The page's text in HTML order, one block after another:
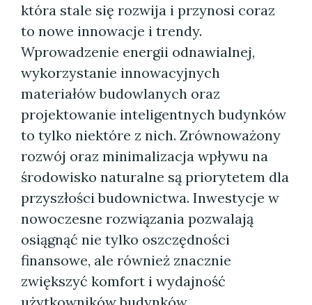
która stale się rozwija i przynosi coraz
to nowe innowacje i trendy.
Wprowadzenie energii odnawialnej,
wykorzystanie innowacyjnych
materiałów budowlanych oraz
projektowanie inteligentnych budynków
to tylko niektóre z nich. Zrównoważony
rozwój oraz minimalizacja wpływu na
środowisko naturalne są priorytetem dla
przyszłości budownictwa. Inwestycje w
nowoczesne rozwiązania pozwalają
osiągnąć nie tylko oszczędności
finansowe, ale również znacznie
zwiększyć komfort i wydajność